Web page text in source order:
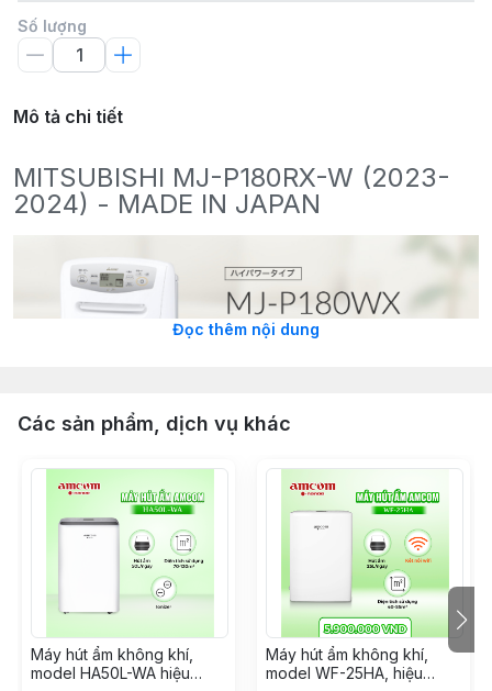
Số lượng
Mô tả chi tiết
MITSUBISHI MJ-P180RX-W (2023-
2024) - MADE IN JAPAN
MÁY HÚT ẨM MITSUBISHI
MJ-P180RX-W
Các tính năng cơ bản:
Tốc độ hút ẩm và làm khô mạnh mẽ (sử dụng được
cho phòng lớn): từ 50 tới 70m2
Sấy khô quần áo đạt tới 6kg quần áo (tương đương
một máy giặt sấy tiêu chuẩn)
Đọc thêm nội dung
Các sản phẩm, dịch vụ khác
Máy hút ẩm không khí,
model HA50L-WA hiệu
Máy hút ẩm không khí,
model WF-25HA, hiệu